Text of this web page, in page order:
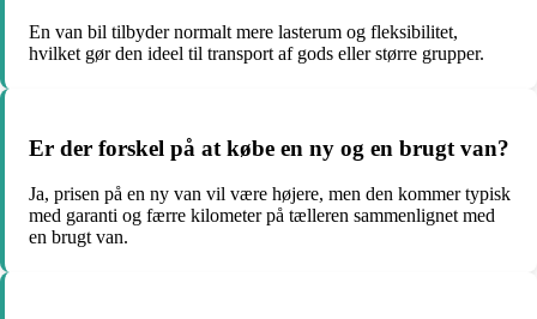
En van bil tilbyder normalt mere lasterum og fleksibilitet,
hvilket gør den ideel til transport af gods eller større grupper.
Er der forskel på at købe en ny og en brugt van?
Ja, prisen på en ny van vil være højere, men den kommer typisk
med garanti og færre kilometer på tælleren sammenlignet med
en brugt van.